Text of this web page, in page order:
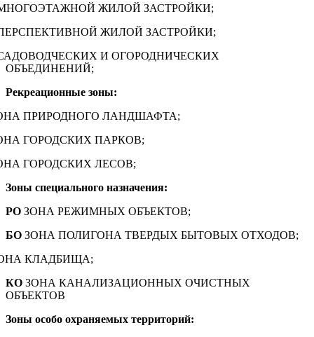
ЖИЛОЙ ЗАСТРОЙКИ;
ЖИЛОЙ ЗАСТРОЙКИ;
И ОГОРОДНИЧЕСКИХ
ОБЪЕДИНЕНИЙ;
Рекреационные зоны:
ПРИРОДНОГО ЛАНДШАФТА;
ГОРОДСКИХ ПАРКОВ;
ГОРОДСКИХ ЛЕСОВ;
Зоны специального назначения:
РО ЗОНА РЕЖИМНЫХ ОБЪЕКТОВ;
БО ЗОНА ПОЛИГОНА ТВЕРДЫХ БЫТОВЫХ ОТХОДОВ;
КЛАДБИЩА;
КО ЗОНА КАНАЛИЗАЦИОННЫХ ОЧИСТНЫХ
ОБЪЕКТОВ
Зоны особо охраняемых территорий: